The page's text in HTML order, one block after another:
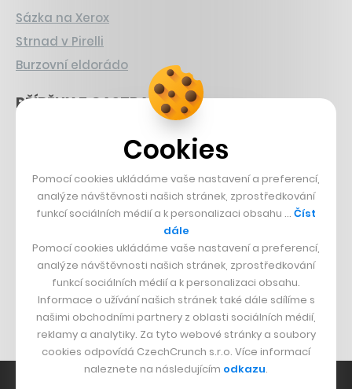
Sázka na Xerox
Strnad v Pirelli
Burzovní eldorádo
PŘÍBĚHY Z GASTRA
Boční projekt, co se zvrtnul
Francouzský šéfkuchař na Šumavě
Dva golfisti, co pečou
DESIGN
Bomma není tichá
Originální hodinky
Nábytek z betonu
Cookies
Pomocí cookies ukládáme vaše nastavení a preferencí,
analýze návštěvnosti našich stránek, zprostředkování
funkcí sociálních médií a k personalizaci obsahu … Číst
dále
Pomocí cookies ukládáme vaše nastavení a preferencí,
analýze návštěvnosti našich stránek, zprostředkování
funkcí sociálních médií a k personalizaci obsahu.
Informace o užívání našich stránek také dále sdílíme s
našimi obchodními partnery z oblasti sociálních médií,
reklamy a analytiky. Za tyto webové stránky a soubory
cookies odpovídá CzechCrunch s.r.o. Více informací
naleznete na následujícím odkazu.